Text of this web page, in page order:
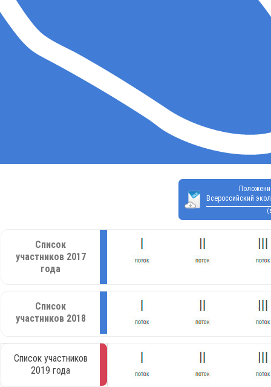
Всероссийский
Список
участников 2017
года
Список
участников 2018
Список участников
2019 года